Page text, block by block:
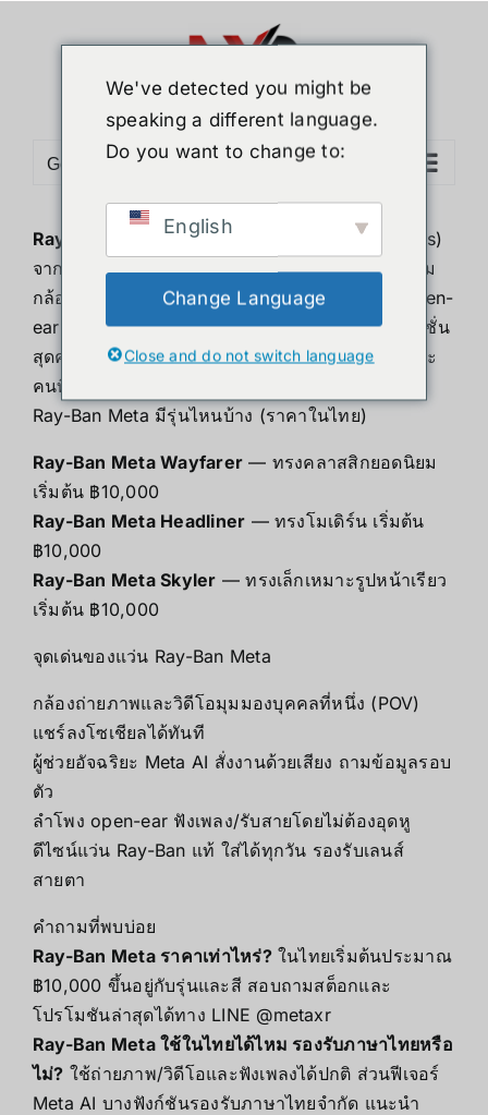
Go to...
Ray-Ban Meta
คือแว่นตาอัจฉริยะ (Smart Glasses)
จากความร่วมมือระหว่าง Ray-Ban และ Meta ที่รวม
กล้องถ่ายภาพ/วิดีโอมุมมองบุคคลที่หนึ่ง ลำโพง open-
ear และผู้ช่วยอัจฉริยะMeta AIไว้ในดีไซน์แว่นแฟชั่น
สุดคลาสสิก เหมาะสำหรับครีเอเตอร์ นักเดินทาง และ
คนที่อยากถ่ายคอนเทนต์แบบแฮนด์ฟรี
Ray-Ban Meta มีรุ่นไหนบ้าง (ราคาในไทย)
Ray-Ban Meta Wayfarer — ทรงคลาสสิกยอดนิยม
เริ่มต้น ฿10,000
Ray-Ban Meta Headliner — ทรงโมเดิร์น เริ่มต้น
฿10,000
Ray-Ban Meta Skyler — ทรงเล็กเหมาะรูปหน้าเรียว
เริ่มต้น ฿10,000
จุดเด่นของแว่น Ray-Ban Meta
กล้องถ่ายภาพและวิดีโอมุมมองบุคคลที่หนึ่ง (POV)
แชร์ลงโซเชียลได้ทันที
ผู้ช่วยอัจฉริยะ Meta AI สั่งงานด้วยเสียง ถามข้อมูลรอบ
ตัว
ลำโพง open-ear ฟังเพลง/รับสายโดยไม่ต้องอุดหู
ดีไซน์แว่น Ray-Ban แท้ ใส่ได้ทุกวัน รองรับเลนส์
สายตา
คำถามที่พบบ่อย
Ray-Ban Meta ราคาเท่าไหร่?ในไทยเริ่มต้นประมาณ
฿10,000 ขึ้นอยู่กับรุ่นและสี สอบถามสต็อกและ
โปรโมชันล่าสุดได้ทาง LINE @metaxr
Ray-Ban Meta ใช้ในไทยได้ไหม รองรับภาษาไทยหรือ
ไม่? ใช้ถ่ายภาพ/วิดีโอและฟังเพลงได้ปกติ ส่วนฟีเจอร์
Meta AI บางฟังก์ชันรองรับภาษาไทยจำกัด แนะนำ
We've detected you might be
speaking a different language.
Do you want to change to:
English
Change Language
Close and do not switch language